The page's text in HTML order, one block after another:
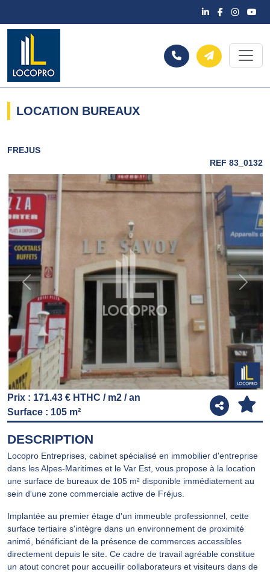
LOCATION BUREAUX
FREJUS
REF 83_0132
Previous Next
Prix : 171.43 € HTHC / m2 / an
Surface : 105 m²
DESCRIPTION
Locopro Entreprises, cabinet spécialisé en immobilier d'entreprise
dans les Alpes-Maritimes et le Var Est, vous propose à la location
une surface de bureaux de 105 m² disponible immédiatement au
sein d'une zone commerciale active de Fréjus.
Implantée au premier étage d'un immeuble professionnel, cette
surface tertiaire s'intègre dans un environnement de proximité
animé, bénéficiant de la présence de commerces accessibles
directement depuis le site. Ce cadre de travail agréable constitue
un atout concret pour accueillir collaborateurs et visiteurs dans de